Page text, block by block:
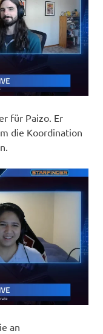
für Paizo. Er
die Koordination
an